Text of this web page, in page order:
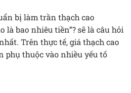
bị làm trần thạch cao
là bao nhiêu tiền”? sẽ là câu hỏi
Trên thực tế, giá thạch cao
phụ thuộc vào nhiều yếu tố